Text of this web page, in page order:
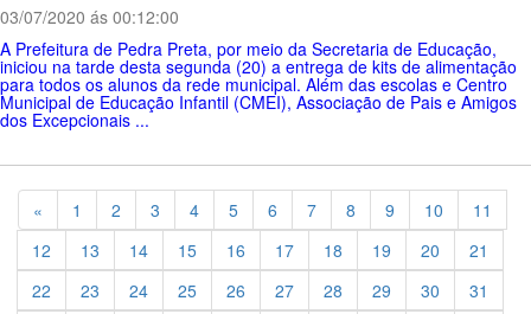
03/07/2020 ás 00:12:00
A Prefeitura de Pedra Preta, por meio da Secretaria de Educação,
iniciou na tarde desta segunda (20) a entrega de kits de alimentação
para todos os alunos da rede municipal. Além das escolas e Centro
Municipal de Educação Infantil (CMEI), Associação de Pais e Amigos
dos Excepcionais ...
« Previous
1 2 3 4 5 6 7 8 9 10
11
12
13 14 15 16 17 18 19 20
21
22
23 24 25 26 27 28 29 30
31